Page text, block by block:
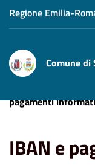
Regione Emilia-
Comune di
pagamenti
IBAN e